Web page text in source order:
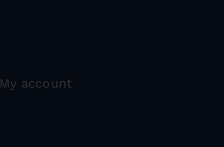
My account